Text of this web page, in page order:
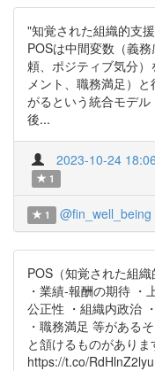
"知覚された組織的支
POSは中間変数（義
頼、ポジティブ気分
メント、職務満足）
がるという統合モデ
後...
2023-10-24
1
1 @fin_well_being
POS（知覚された組
・業績-報酬の期待 ・
公正性 ・組織内政治
・職務満足 等がある
と頷けるものがあり
https://t.co/RdHlnZ2lyu